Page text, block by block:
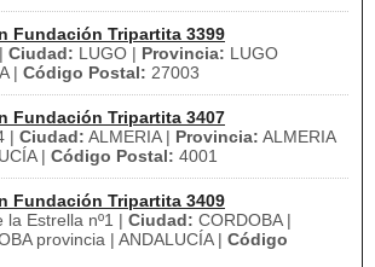
Fundación Tripartita 3399
Ciudad: LUGO | Provincia: LUGO
| Código Postal: 27003
Fundación Tripartita 3407
| Ciudad: ALMERIA | Provincia: ALMERIA
| Código Postal: 4001
Fundación Tripartita 3409
la Estrella nº1 | Ciudad: CORDOBA |
provincia | ANDALUCÍA | Código